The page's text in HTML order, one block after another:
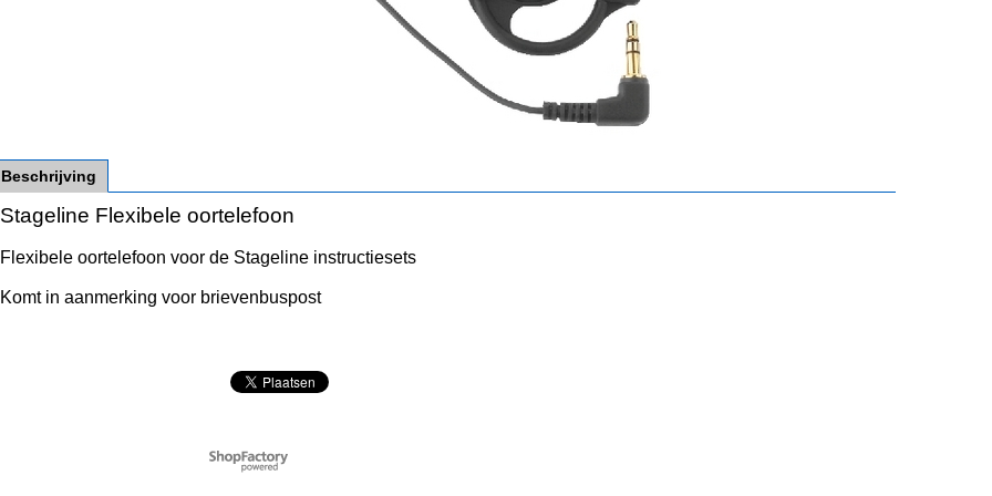
Beschrijving
Stageline Flexibele oortelefoon
Flexibele oortelefoon voor de Stageline instructiesets
Komt in aanmerking voor brievenbuspost
Webwinkel gemaakt met
ShopFactory webwinkel